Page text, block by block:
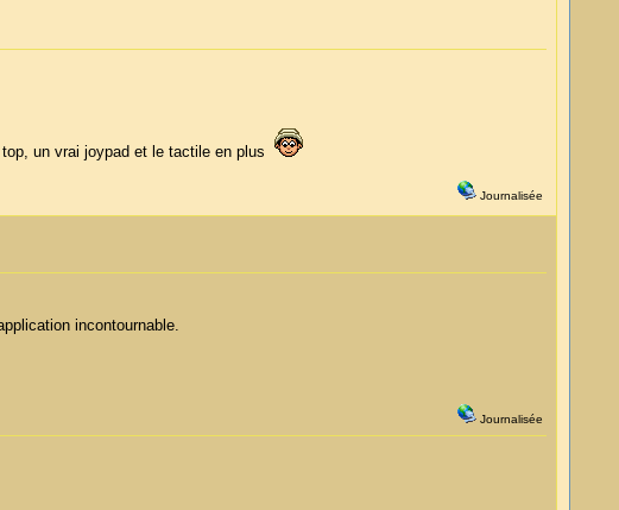
un vrai joypad et le tactile en plus
Journalisée
incontournable.
Journalisée